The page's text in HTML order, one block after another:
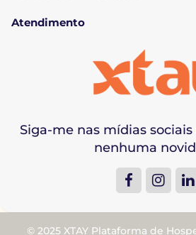
Siga-me nas mídias
nenhuma
Atendimento
© 2025 XTAY Plataforma de